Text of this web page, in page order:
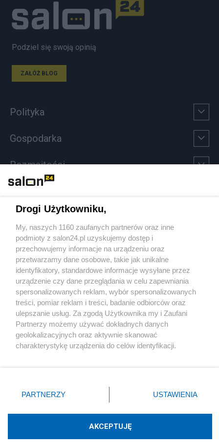
Podziel się swoją opinią
ZAŁÓŻ BLOG
Polityka
Gospodarka
Rozmaitości
Sport
Społeczeństwo
Kultura
X Facebook Instagram Youtube
Technologię dostarcza:W3media.pl
Drogi Użytkowniku,
My, naszych 1160 zaufanych partnerów oraz inne
podmioty z salon24.pl uzyskujemy dostęp i
przechowujemy informacje na urządzeniu oraz
przetwarzamy dane osobowe, takie jak unikalne
identyfikatory, standardowe informacje wysyłane przez
urządzenie czy dane przeglądania w celu zapewniania
spersonalizowanych reklam, wybór spersonalizowanych
treści, pomiar reklam i treści, badanie odbiorców oraz
ulepszanie usług. Za zgodą Użytkownika my i Zaufani
Partnerzy możemy używać dokładnych danych
geolokalizacyjnych oraz aktywnie skanować
charakterystykę urządzenia do celów identyfikacji.
zmienić/wycofać klikając przycisk ustawień prywatności
znajdujący się w lewym dolnym rogu strony
rodzaje przetwarzania danych nie wymagają zgody
użytkownika, ale masz prawo sprzeciwić się takiemu
PARTNERZY USTAWIENIA
AKCEPTUJĘ